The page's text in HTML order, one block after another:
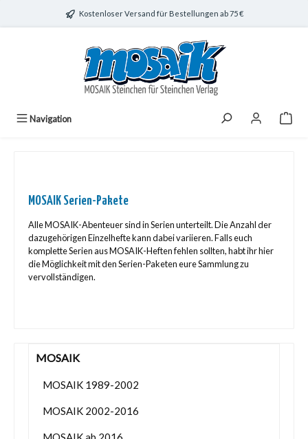
Zum Hauptinhalt springenKostenloser Versand für Bestellungen ab 75 €
Navigation
MOSAIK Serien-Pakete
Alle MOSAIK-Abenteuer sind in Serien unterteilt. Die Anzahl der
dazugehörigen Einzelhefte kann dabei variieren. Falls euch
komplette Serien aus MOSAIK-Heften fehlen sollten, habt ihr hier
die Möglichkeit mit den Serien-Paketen eure Sammlung zu
vervollständigen.
MOSAIK
MOSAIK 1989-2002
MOSAIK 2002-2016